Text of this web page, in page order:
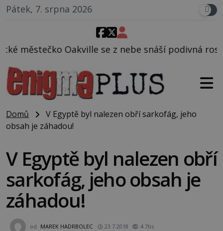
Pátek, 7. srpna 2026
z nebe snáší podivná rosolovitá látka
Domů
V Egyptě byl nalezen obří sarkofág, jeho
obsah je záhadou!
V Egyptě byl nalezen obří
sarkofág, jeho obsah je
záhadou!
od MAREK HADRBOLEC 23.7.2018 4.7tis